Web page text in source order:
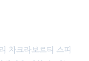
차크라보르티 스피